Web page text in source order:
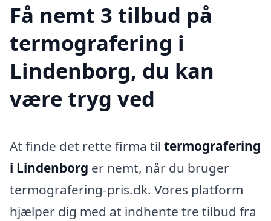
Få nemt 3 tilbud på
termografering i
Lindenborg, du kan
være tryg ved
At finde det rette firma til termografering
i Lindenborg er nemt, når du bruger
termografering-pris.dk. Vores platform
hjælper dig med at indhente tre tilbud fra